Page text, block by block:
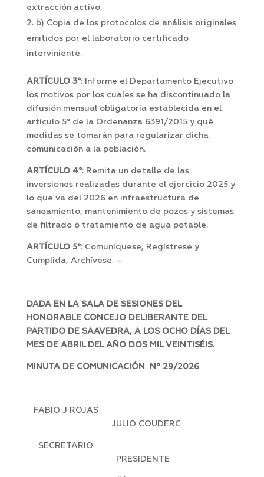
extracción activo.
b) Copia de los protocolos de análisis originales
emitidos por el laboratorio certificado
interviniente.
ARTÍCULO 3°: Informe el Departamento Ejecutivo
los motivos por los cuales se ha discontinuado la
difusión mensual obligatoria establecida en el
artículo 5° de la Ordenanza 6391/2015 y qué
medidas se tomarán para regularizar dicha
comunicación a la población.
ARTÍCULO 4°: Remita un detalle de las
inversiones realizadas durante el ejercicio 2025 y
lo que va del 2026 en infraestructura de
saneamiento, mantenimiento de pozos y sistemas
de filtrado o tratamiento de agua potable.
ARTÍCULO 5°: Comuníquese, Regístrese y
Cumplida, Archívese. –
DADA EN LA SALA DE SESIONES DEL
HONORABLE CONCEJO DELIBERANTE DEL
PARTIDO DE SAAVEDRA, A LOS OCHO DÍAS DEL
MES DE ABRIL DEL AÑO DOS MIL VEINTISÉIS.
MINUTA DE COMUNICACIÓN Nº 29/2026
FABIO J ROJAS
JULIO COUDERC
SECRETARIO
PRESIDENTE